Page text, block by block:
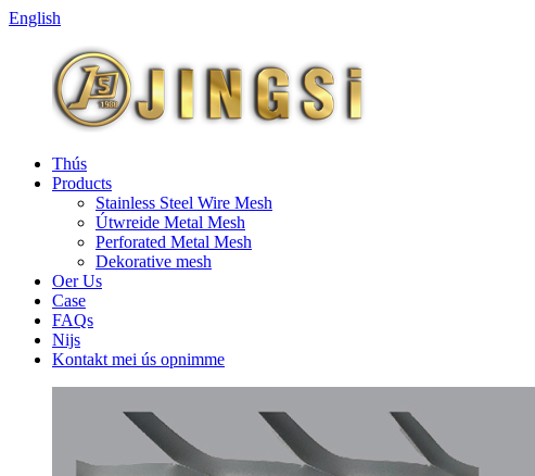
English
Thús
Products
Stainless Steel Wire Mesh
Útwreide Metal Mesh
Perforated Metal Mesh
Dekorative mesh
Oer Us
Case
FAQs
Nijs
Kontakt mei ús opnimme